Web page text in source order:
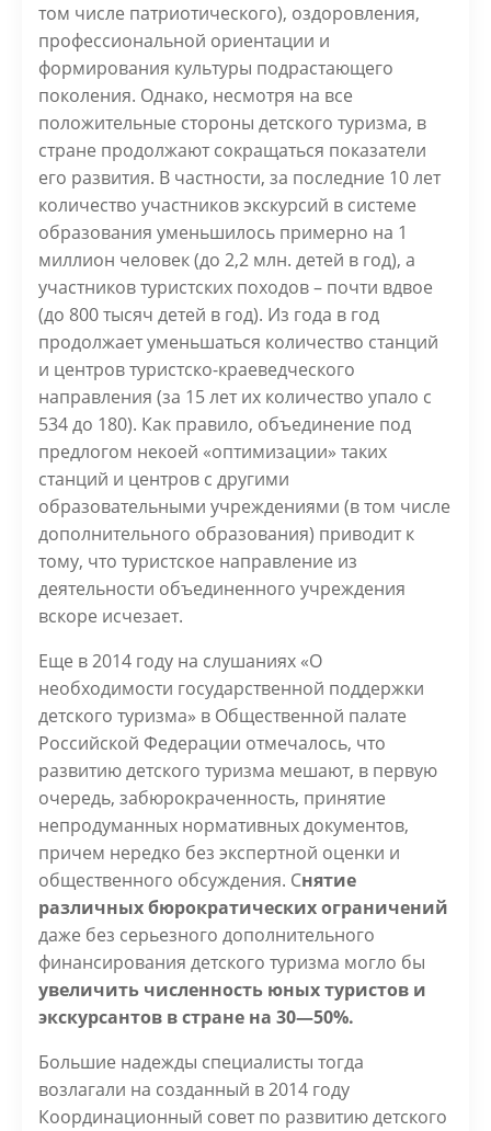
том числе патриотического), оздоровления,
профессиональной ориентации и
формирования культуры подрастающего
поколения. Однако, несмотря на все
положительные стороны детского туризма, в
стране продолжают сокращаться показатели
его развития. В частности, за последние 10 лет
количество участников экскурсий в системе
образования уменьшилось примерно на 1
миллион человек (до 2,2 млн. детей в год), а
участников туристских походов – почти вдвое
(до 800 тысяч детей в год). Из года в год
продолжает уменьшаться количество станций
и центров туристско-краеведческого
направления (за 15 лет их количество упало с
534 до 180). Как правило, объединение под
предлогом некоей «оптимизации» таких
станций и центров с другими
образовательными учреждениями (в том числе
дополнительного образования) приводит к
тому, что туристское направление из
деятельности объединенного учреждения
вскоре исчезает.
Еще в 2014 году на слушаниях «О
необходимости государственной поддержки
детского туризма» в Общественной палате
Российской Федерации отмечалось, что
развитию детского туризма мешают, в первую
очередь, забюрокраченность, принятие
непродуманных нормативных документов,
причем нередко без экспертной оценки и
общественного обсуждения. Снятие
различных бюрократических ограничений
даже без серьезного дополнительного
финансирования детского туризма могло бы
увеличить численность юных туристов и
экскурсантов в стране на 30—50%.
Большие надежды специалисты тогда
возлагали на созданный в 2014 году
Координационный совет по развитию детского